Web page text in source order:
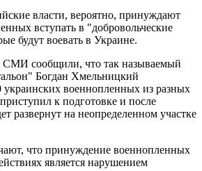
власти, вероятно, принуждают
вступать в "добровольческие
будут воевать в Украине.
СМИ сообщили, что так называемый
Богдан Хмельницкий
украинских военнопленных из разных
к подготовке и после
развернут на неопределенном участке
что принуждение военнопленных
является нарушением